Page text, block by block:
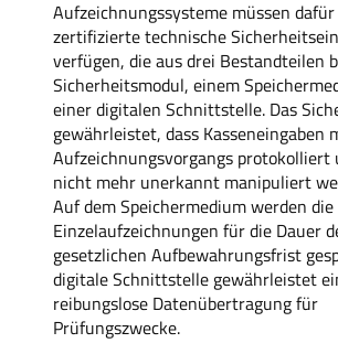
Aufzeichnungssysteme müssen
zertifizierte technische
verfügen, die aus drei Bestandteilen
Sicherheitsmodul, einem
einer digitalen Schnittstelle. Das
gewährleistet, dass Kasseneingaben
Aufzeichnungsvorgangs protokolliert
nicht mehr unerkannt manipuliert
Auf dem Speichermedium werden die
Einzelaufzeichnungen für die Dauer
gesetzlichen Aufbewahrungsfrist
digitale Schnittstelle gewährleistet
reibungslose Datenübertragung für
Prüfungszwecke.